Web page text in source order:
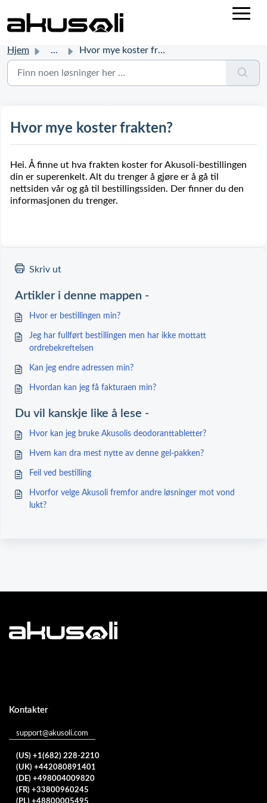
Hjem ... Hvor mye koster frakten?
Hvor mye koster frakten?
Hei. Å finne ut hva frakten koster for Akusoli-bestillingen
din er superenkelt. Alt du trenger å gjøre er å gå til
nettsiden vår og gå til bestillingssiden. Der finner du den
informasjonen du trenger.
Skriv ut
Artikler i denne mappen -
Hvor er bestillingen min?
Jeg har fullført bestillingen men har ikke mottatt
ordrebekreftelsen
Kan jeg endre adressen min?
Hvordan kan jeg få fakturaen min?
Du vil kanskje like å lese -
Hvor kan jeg bruke Akusolis deodoranttabletter?
Hvem kan dra mest nytte av denne gel-pakken?
Feil ved bestilling
Hvorfor velge Akusoli fremfor andre løsninger mot vond
lukt?
Kontakter
support@akusoli.com
(US) +1(682) 228-2210
(UK) +442080891401
(DE) +498004009820
(FR) +33800960245